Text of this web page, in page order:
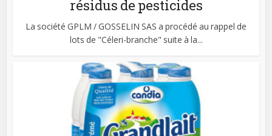
résidus de pesticides
La société GPLM / GOSSELIN SAS a procédé au rappel de
lots de "Céleri-branche" suite à la...